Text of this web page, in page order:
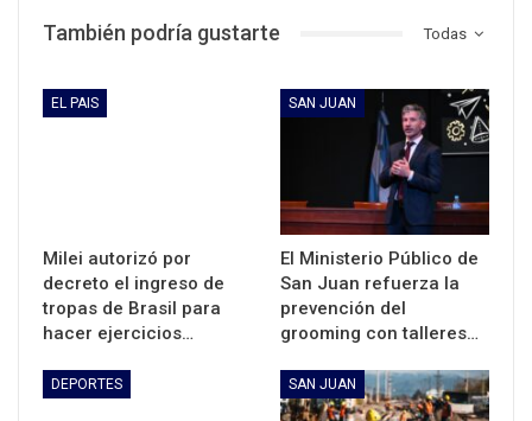
Todas
También podría gustarte
EL PAIS
Milei autorizó por
decreto el ingreso de
tropas de Brasil para
hacer ejercicios…
SAN JUAN
El Ministerio Público de
San Juan refuerza la
prevención del
grooming con talleres…
DEPORTES SAN JUAN